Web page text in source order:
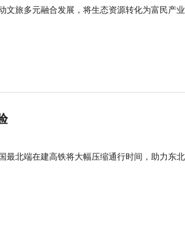
文旅多元融合发展，将生态资源转化为富民产
最北端在建高铁将大幅压缩通行时间，助力东